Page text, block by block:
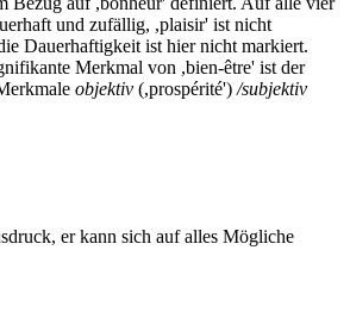
und zufällig, ,plaisir' ist nicht
Dauerhaftigkeit ist hier nicht markiert.
Merkmal von ,bien-être' ist der
objektiv (,prospérité') /subjektiv
er kann sich auf alles Mögliche